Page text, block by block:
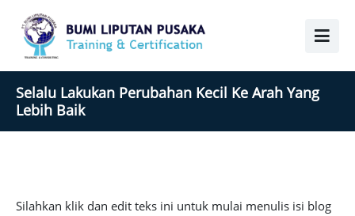
Selalu Lakukan Perubahan Kecil Ke Arah Yang
Lebih Baik
Silahkan klik dan edit teks ini untuk mulai menulis isi blog